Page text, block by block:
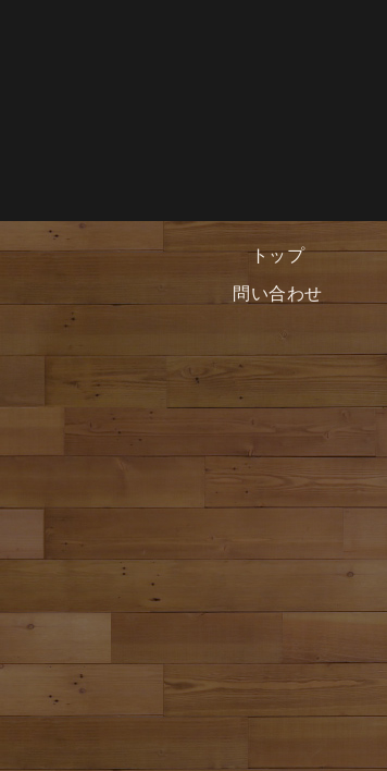
トップ
問い合わせ